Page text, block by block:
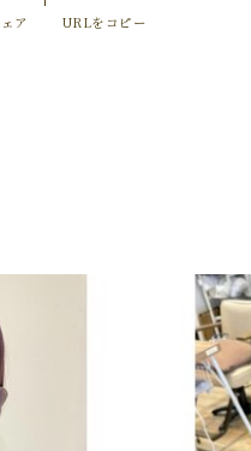
ア URLをコピー